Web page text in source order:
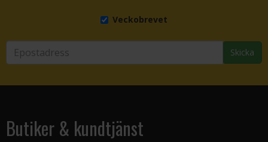
Veckobrevet
Skicka
Butiker & kundtjänst